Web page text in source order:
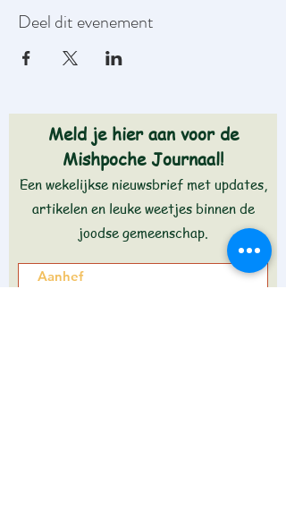
Deel dit evenement
Meld je hier aan voor de
Mishpoche Journaal!
Een wekelijkse nieuwsbrief met updates,
artikelen en leuke weetjes binnen de
joodse gemeenschap.